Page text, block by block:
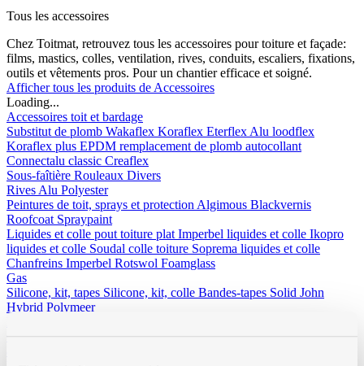
Tous les accessoires
Chez Toitmat, retrouvez tous les accessoires pour toiture et façade:
films, mastics, colles, ventilation, rives, conduits, escaliers, fixations,
outils et vêtements pros. Pour un chantier efficace et soigné.
Afficher tous les produits de Accessoires
Loading...
Accessoires toit et bardage
Substitut de plomb Wakaflex Koraflex Eterflex Alu loodflex
Koraflex plus EPDM remplacement de plomb autocollant
Connectalu classic Creaflex
Sous-faîtière Rouleaux Divers
Rives Alu Polyester
Peintures de toit, sprays et protection Algimous Blackvernis
Roofcoat Spraypaint
Liquides et colle pout toiture plat Imperbel liquides et colle Ikopro
liquides et colle Soudal colle toiture Soprema liquides et colle
Chanfreins Imperbel Rotswol Foamglass
Gas
Silicone, kit, tapes Silicone, kit, colle Bandes-tapes Solid John
Hybrid Polymeer
Gouttières plastique, RWAGouttièresRWAPE tuyaux et